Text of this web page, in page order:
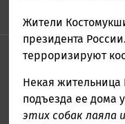
Петрозаводска
и
Карелии
Петрозаводск
ГОВОРИТ
Жители
президента
терроризируют
Некая жительница
подъезда ее дома
этих собак лаяла